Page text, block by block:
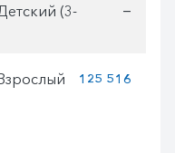
(3-
—
125 516